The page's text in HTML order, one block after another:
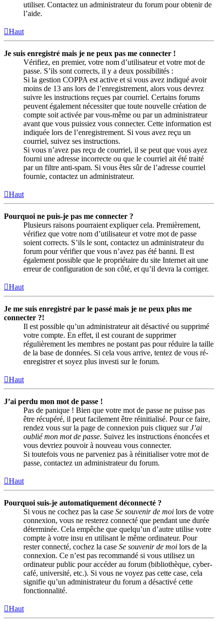
utiliser. Contactez un administrateur du forum pour obtenir de
l’aide.
Haut
Je suis enregistré mais je ne peux pas me connecter !
Vérifiez, en premier, votre nom d’utilisateur et votre mot de
passe. S’ils sont corrects, il y a deux possibilités :
Si la gestion COPPA est active et si vous avez indiqué avoir
moins de 13 ans lors de l’enregistrement, alors vous devrez
suivre les instructions reçues par courriel. Certains forums
peuvent également nécessiter que toute nouvelle création de
compte soit activée par vous-même ou par un administrateur
avant que vous puissiez vous connecter. Cette information est
indiquée lors de l’enregistrement. Si vous avez reçu un
courriel, suivez ses instructions.
Si vous n’avez pas reçu de courriel, il se peut que vous ayez
fourni une adresse incorrecte ou que le courriel ait été traité
par un filtre anti-spam. Si vous êtes sûr de l’adresse courriel
fournie, contactez un administrateur.
Haut
Pourquoi ne puis-je pas me connecter ?
Plusieurs raisons pourraient expliquer cela. Premièrement,
vérifiez que votre nom d’utilisateur et votre mot de passe
soient corrects. S’ils le sont, contactez un administrateur du
forum pour vérifier que vous n’avez pas été banni. Il est
également possible que le propriétaire du site Internet ait une
erreur de configuration de son côté, et qu’il devra la corriger.
Haut
Je me suis enregistré par le passé mais je ne peux plus me
connecter ?!
Il est possible qu’un administrateur ait désactivé ou supprimé
votre compte. En effet, il est courant de supprimer
régulièrement les membres ne postant pas pour réduire la taille
de la base de données. Si cela vous arrive, tentez de vous ré-
enregistrer et soyez plus investi sur le forum.
Haut
J’ai perdu mon mot de passe !
Pas de panique ! Bien que votre mot de passe ne puisse pas
être récupéré, il peut facilement être réinitialisé. Pour ce faire,
rendez vous sur la page de connexion puis cliquez surJ’ai
oublié mon mot de passe. Suivez les instructions énoncées et
vous devriez pouvoir à nouveau vous connecter.
Si toutefois vous ne parveniez pas à réinitialiser votre mot de
passe, contactez un administrateur du forum.
Haut
Pourquoi suis-je automatiquement déconnecté ?
Si vous ne cochez pas la case Se souvenir de moi lors de votre
connexion, vous ne resterez connecté que pendant une durée
déterminée. Cela empêche que quelqu’un d’autre utilise votre
compte à votre insu en utilisant le même ordinateur. Pour
rester connecté, cochez la case Se souvenir de moi lors de la
connexion. Ce n’est pas recommandé si vous utilisez un
ordinateur public pour accéder au forum (bibliothèque, cyber-
café, université, etc.). Si vous ne voyez pas cette case, cela
signifie qu’un administrateur du forum a désactivé cette
fonctionnalité.
Haut